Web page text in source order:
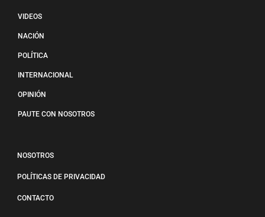
VIDEOS
NACIÓN
POLÍTICA
INTERNACIONAL
OPINIÓN
PAUTE CON NOSOTROS
NOSOTROS
POLÍTICAS DE PRIVACIDAD
CONTACTO